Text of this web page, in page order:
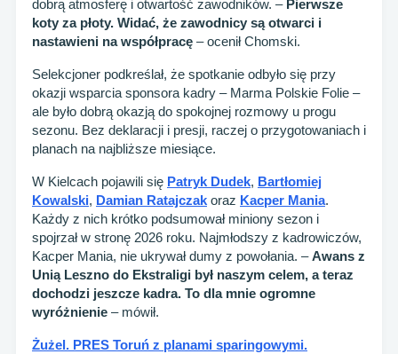
dobrą atmosferę i otwartość zawodników. – Pierwsze
koty za płoty. Widać, że zawodnicy są otwarci i
nastawieni na współpracę – ocenił Chomski.
Selekcjoner podkreślał, że spotkanie odbyło się przy
okazji wsparcia sponsora kadry – Marma Polskie Folie –
ale było dobrą okazją do spokojnej rozmowy u progu
sezonu. Bez deklaracji i presji, raczej o przygotowaniach i
planach na najbliższe miesiące.
W Kielcach pojawili się Patryk Dudek, Bartłomiej
Kowalski, Damian Ratajczak oraz Kacper Mania.
Każdy z nich krótko podsumował miniony sezon i
spojrzał w stronę 2026 roku. Najmłodszy z kadrowiczów,
Kacper Mania, nie ukrywał dumy z powołania. –Awans z
Unią Leszno do Ekstraligi był naszym celem, a teraz
dochodzi jeszcze kadra. To dla mnie ogromne
wyróżnienie – mówił.
Żużel. PRES Toruń z planami sparingowymi.